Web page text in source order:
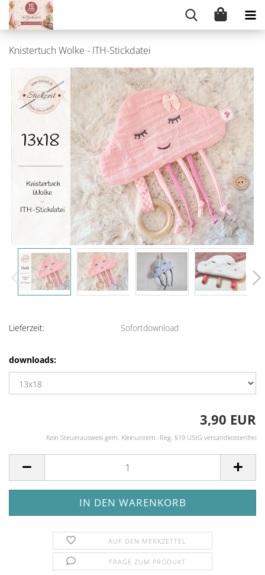
Knistertuch Wolke - ITH-Stickdatei
Lieferzeit: Sofortdownload
downloads:
3,90 EUR
Kein Steuerausweis gem. Kleinuntern.-Reg. §19 UStG versandkostenfrei
AUF DEN MERKZETTEL
FRAGE ZUM PRODUKT